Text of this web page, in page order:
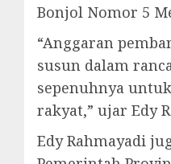
Bonjol Nomor 5
“Anggaran
susun dalam
sepenuhnya
rakyat,” ujar Edy
Edy Rahmayadi